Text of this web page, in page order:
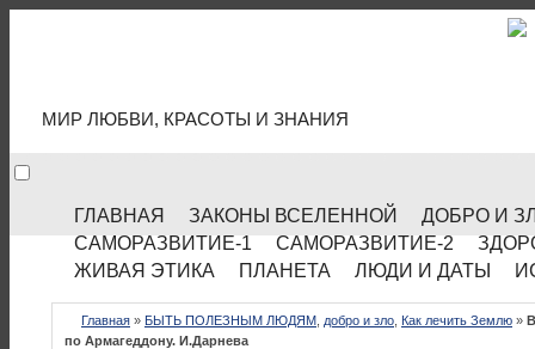
МИР ЛЮБВИ, КРАСОТЫ И ЗНАНИЯ
ГЛАВНАЯ ЗАКОНЫ ВСЕЛЕННОЙ
ДОБРО И
САМОРАЗВИТИЕ-1
САМОРАЗВИТИЕ-2
ЖИВАЯ ЭТИКА
ПЛАНЕТА ЛЮДИ И ДАТЫ
Главная » БЫТЬ ПОЛЕЗНЫМ ЛЮДЯМ добро и зло Как лечить Землю »
по Армагеддону. И.Дарнева